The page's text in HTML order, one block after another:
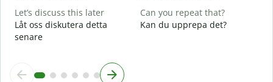
Let’s discuss this later
Låt oss diskutera detta
senare
Can you repeat that?
Kan du upprepa det?